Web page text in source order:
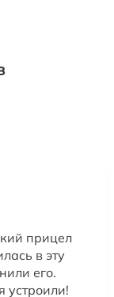
прицел
в эту
его.
устроили!